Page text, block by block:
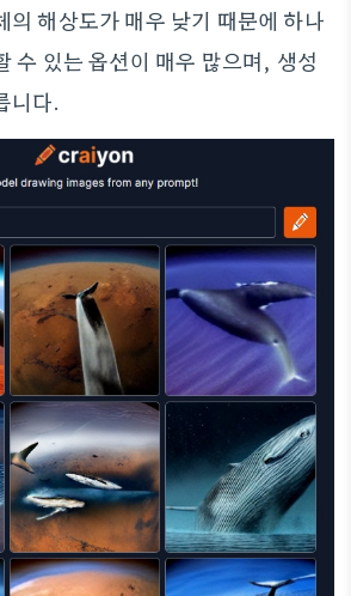
의 해상도가 매우 낮기 때문에 하나
수 있는 옵션이 매우 많으며, 생성
니다.